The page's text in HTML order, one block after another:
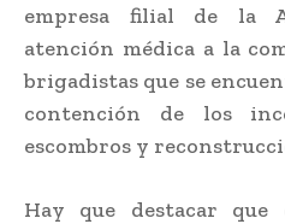
empresa filial de la
atención médica a la
brigadistas que se
contención de los
escombros y
Hay que destacar que